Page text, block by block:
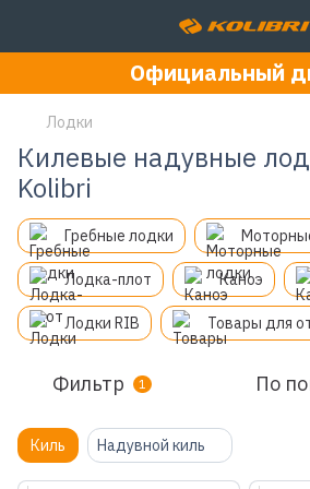
Официальный
Лодки
Килевые надувные
Kolibri
Гребные лодки
Лодка-плот Каноэ
Лодки RIB Товары для
Фильтр 1 По
Киль Надувной киль